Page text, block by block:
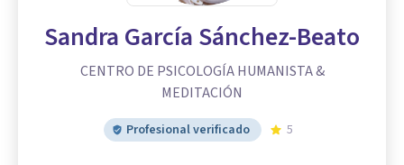
Sandra García Sánchez-Beato
CENTRO DE PSICOLOGÍA HUMANISTA &
MEDITACIÓN
Profesional verificado 5